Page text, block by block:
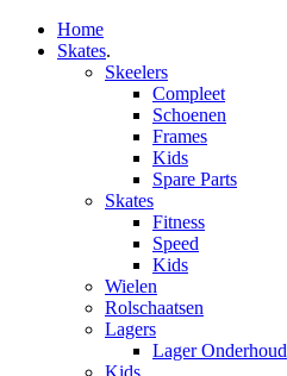
Home
Skates.
Skeelers
Compleet
Schoenen
Frames
Kids
Spare Parts
Skates
Fitness
Speed
Kids
Wielen
Rolschaatsen
Lagers
Lager Onderhoud
Kids